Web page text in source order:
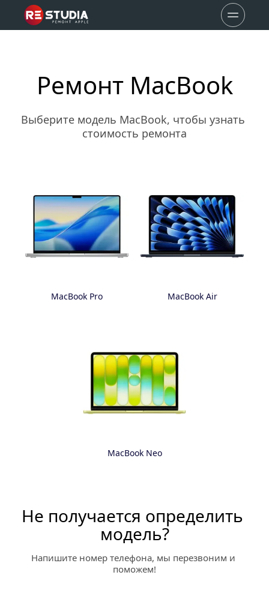
Ремонт MacBook
Выберите модель MacBook, чтобы узнать
стоимость ремонта
MacBook Pro MacBook Air
MacBook Neo
Не получается определить
модель?
Напишите номер телефона, мы перезвоним и
поможем!